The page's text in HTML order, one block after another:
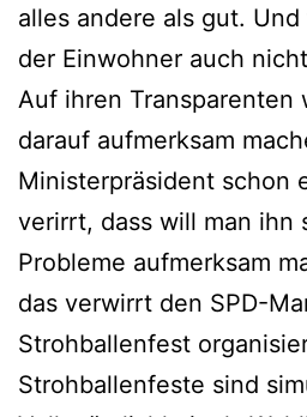
alles andere als gut.
der Einwohner auch
Auf ihren Transparenten
darauf aufmerksam
Ministerpräsident schon
verirrt, dass will man ihn
Probleme aufmerksam
das verwirrt den SPD-
Strohballenfest
Strohballenfeste sind